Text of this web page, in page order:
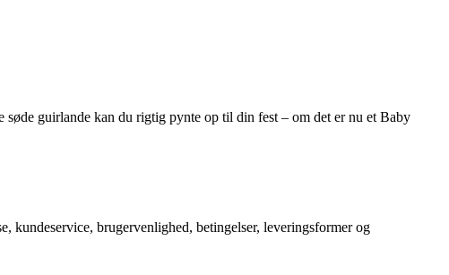
guirlande kan du rigtig pynte op til din fest – om det er nu et Baby
kundeservice, brugervenlighed, betingelser, leveringsformer og